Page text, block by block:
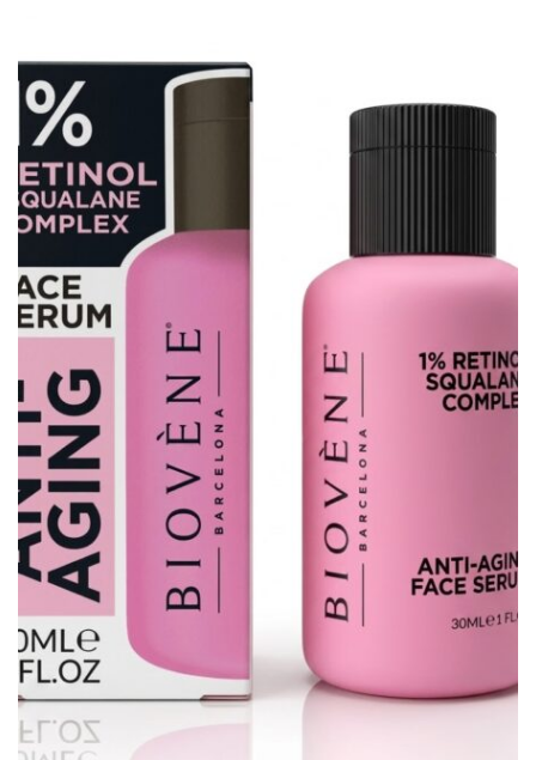
FIANZA TIKTOK
PERFUMES
BOLSOS Y MONEDEROS
CALZADO
COMPLEMENTOS
TECNOLOGIA
HOGAR